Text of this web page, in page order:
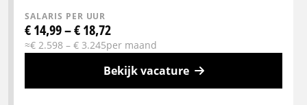
SALARIS PER UUR
€ 14,99 – € 18,72
≈€ 2.598 – € 3.245per maand
Bekijk vacature